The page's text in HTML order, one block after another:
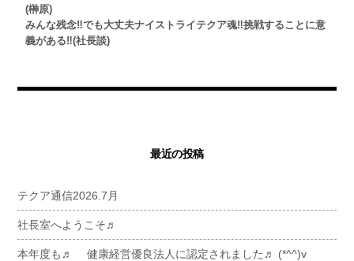
(榊原)
みんな残念‼️でも大丈夫ナイストライ テクア魂‼️挑戦することに意
義がある‼️(社長談)
最近の投稿
テクア通信2026.7月
社長室へようこそ♬
本年度も♬ 健康経営優良法人に認定されました♬ (*^^)v